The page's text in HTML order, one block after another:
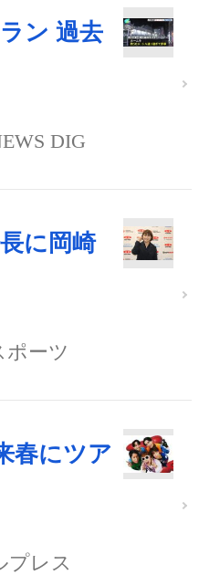
ン 過去
DIG
に岡崎
ポーツ
春にツア
プレス